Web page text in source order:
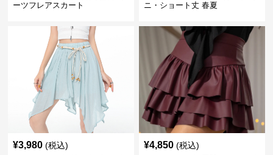
ーツフレアスカート
ニ・ショート丈 春夏
¥3,980 (税込) ¥4,850 (税込)